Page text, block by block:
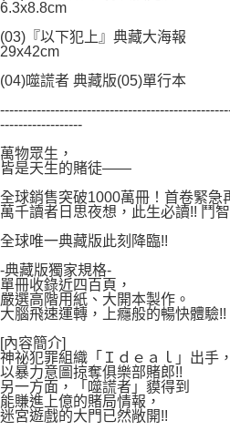
6.3x8.8cm
(03)『以下犯上』典藏大海報
29x42cm
(04)噬謊者 典藏版(05)單行本
------------------
萬物眾生，
皆是天生的賭徒——
全球銷售突破1000萬冊！首卷緊急
萬千讀者日思夜想，此生必讀!! 鬥
全球唯一典藏版此刻降臨!!
-典藏版獨家規格-
單冊收錄近四百頁，
嚴選高階用紙、大開本製作。
大腦飛速運轉，上癮般的暢快體驗!!
[內容簡介]
神祕犯罪組織「Ｉｄｅａｌ」出手，
以暴力意圖掠奪俱樂部賭郎!!
另一方面，「噬謊者」貘得到
能賺進上億的賭局情報，
迷宮遊戲的大門已然敞開!!